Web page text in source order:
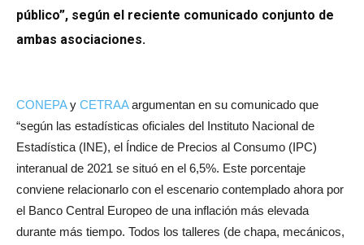
público”, según el reciente comunicado conjunto de
ambas asociaciones.
CONEPAy CETRAAargumentan en su comunicado que
“según las estadísticas oficiales del Instituto Nacional de
Estadística (INE), el Índice de Precios al Consumo (IPC)
interanual de 2021 se situó en el 6,5%. Este porcentaje
conviene relacionarlo con el escenario contemplado ahora por
el Banco Central Europeo de una inflación más elevada
durante más tiempo. Todos los talleres (de chapa, mecánicos,